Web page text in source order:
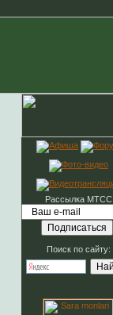
Рассылка МТСС
Поиск по сайту: